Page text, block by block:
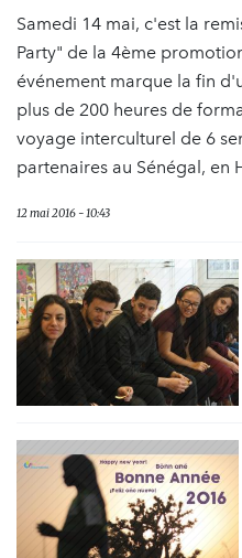
Samedi 14 mai, c'est la
Party" de la 4ème
événement marque la fin
plus de 200 heures de
voyage interculturel de 6
partenaires au Sénégal, en
12 mai 2016 - 10:43